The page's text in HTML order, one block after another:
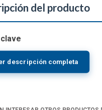
del producto
DSLR/Cuerpos sin espejo
de alta abrasión
descripción completa